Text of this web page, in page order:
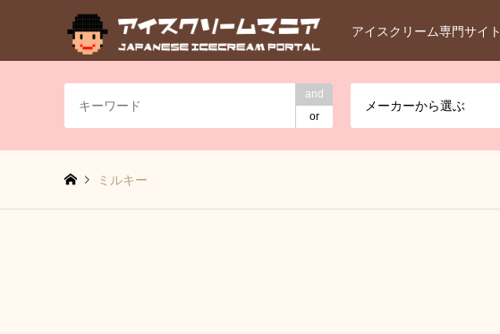
アイスクリーム専門サイト
and
or
メーカーから選ぶ
ミルキー